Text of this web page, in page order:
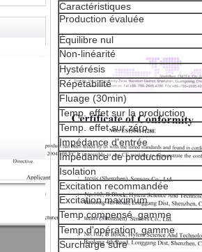
Caractéristiques
Production évaluée
Équilibre nul
Non-linéarité
Hystérésis
Répétabilité
Fluage (30min)
Temp. effet sur la production
Temp. effet sur zéro
Impédance d'entrée
Impédance de production
Isolation
Excitation recommandée
Excitation maximum
Temp compensé. gamme
Temp d'opération. gamme
Surcharge sûre